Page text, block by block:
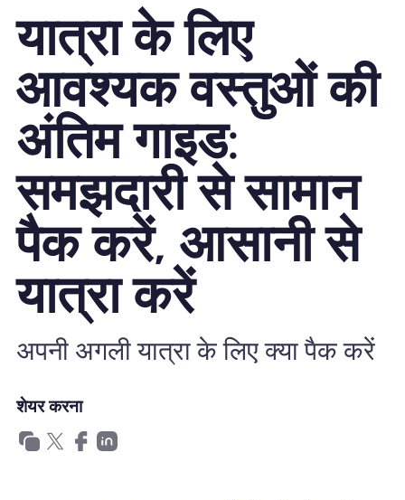
दुकान की योजना
ई-सिम के बारे में
खानाबदोश eSIM क्यों
eSIM का उपयोग करना
व्यापार के लिए
यात्रा के लिए
आवश्यक वस्तुओं की
अंतिम गाइड:
समझदारी से सामान
पैक करें, आसानी से
यात्रा करें
अपनी अगली यात्रा के लिए क्या पैक करें
शेयर करना